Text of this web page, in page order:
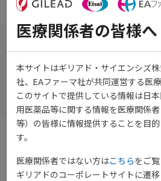
加藤 将 先生
抗原の変化（in vitro）
医療関係者の皆様へ
本サイトはギリアド・サイエンシズ
社、EAファーマ社が共同運営する医
このサイトで提供している情報は日
用医薬品等に関する情報を医療関係
等）の皆様に情報提供することを目
す。
医療関係者ではない方はこちらをご覧
ギリアドのコーポレートサイトに遷移